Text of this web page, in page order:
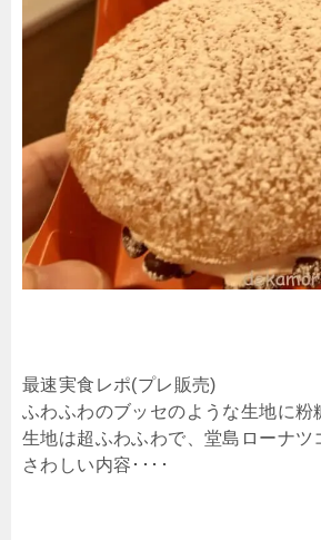
最速実食レポ(プレ販売)
ふわふわのブッセのような生地に粉
生地は超ふわふわで、堂島ローナツ
さわしい内容････